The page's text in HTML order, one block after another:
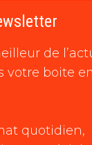
de
votre boite
quotidien,